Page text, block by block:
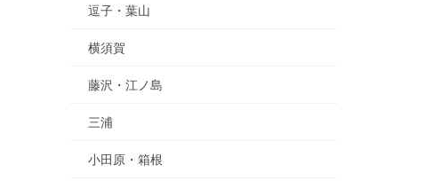
逗子・葉山
横須賀
藤沢・江ノ島
三浦
小田原・箱根